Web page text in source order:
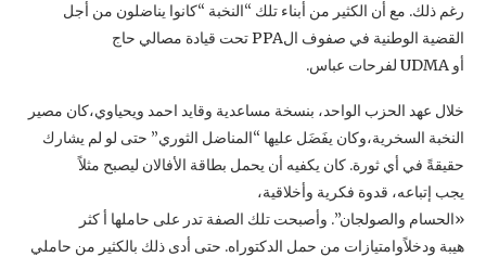
رغم ذلك. مع أن الكثير من أبناء تلك “النخبة “كانوا يناضلون من أجل
القضية الوطنية في صفوف الPPA تحت قيادة مصالي حاج
أو UDMA لفرحات عباس.
خلال عهد الحزب الواحد، بنسخة مساعدية وقايد احمد ويحياوي،كان مصير
النخبة السخرية،وكان يفَضَل عليها “المناضل الثوري” حتى لو لم يشارك
حقيقةً في أي ثورة. كان يكفيه أن يحمل بطاقة الأفالان ليصبح مثلاً
يجب إتباعه، قدوة فكرية وأخلاقية،
«الحسام والصولجان”. وأصبحت تلك الصفة تدر على حاملها أ كثر
هيبة ودخلاًوامتيازات من حمل الدكتوراه. حتى أدى ذلك بالكثير من حاملي